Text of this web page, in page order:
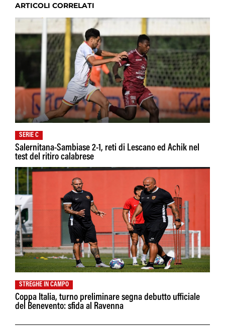
ARTICOLI CORRELATI
SERIE C
Salernitana-Sambiase 2-1, reti di Lescano ed Achik nel
test del ritiro calabrese
STREGHE IN CAMPO
Coppa Italia, turno preliminare segna debutto ufficiale
del Benevento: sfida al Ravenna